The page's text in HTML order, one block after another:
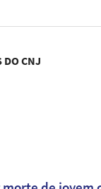
DO CNJ